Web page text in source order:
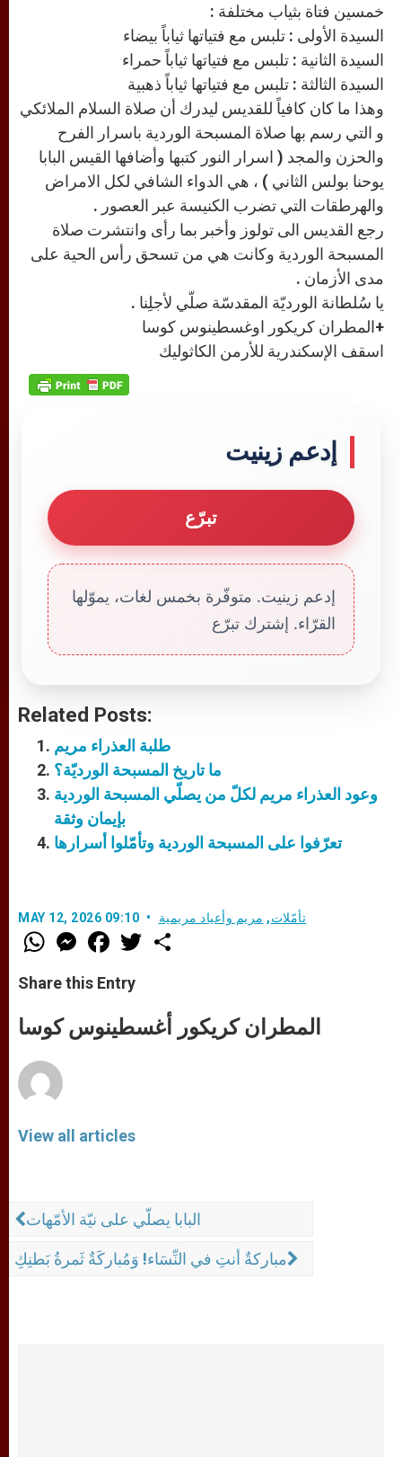
خمسين فتاة بثياب مختلفة :
السيدة الأولى : تلبس مع فتياتها ثياباً بيضاء
السيدة الثانية : تلبس مع فتياتها ثياباً حمراء
السيدة الثالثة : تلبس مع فتياتها ثياباً ذهبية
وهذا ما كان كافياً للقديس ليدرك أن صلاة السلام الملائكي
و التي رسم بها صلاة المسبحة الوردية باسرار الفرح
والحزن والمجد ( اسرار النور كتبها وأضافها القيس البابا
يوحنا بولس الثاني ) ، هي الدواء الشافي لكل الامراض
والهرطقات التي تضرب الكنيسة عبر العصور .
رجع القديس الى تولوز وأخبر بما رأى وانتشرت صلاة
المسبحة الوردية وكانت هي من تسحق رأس الحية على
مدى الأزمان .
يا سُلطانة الورديّة المقدسّة صلّي لأجلِنا .
+المطران كريكور اوغسطينوس كوسا
اسقف الإسكندرية للأرمن الكاثوليك
إدعم زينيت
تبرّع
إدعم زينيت. متوفّرة بخمس لغات، يموّلها
القرّاء. إشترك تبرّع
Related Posts:
طلبة العذراء مريم
ما تاريخ المسبحة الورديّة؟
وعود العذراء مريم لكلّ من يصلّي المسبحة الوردية
بإيمان وثقة
تعرّفوا على المسبحة الوردية وتأمّلوا أسرارها
MAY 12, 2026 09:10 تأمّلات, مريم وأعياد مريمية
W
h
t
s
p
p
M
e
s
e
e
F
a
e
b
o
k
w
Share this Entry
المطران كريكور أغسطينوس كوسا
View all articles
البابا يصلّي على نيّة الأمّهات
مباركةٌ أنتِ في النِّسَاء! وَمُباركَةٌ ثَمرةُ بَطنِكِ